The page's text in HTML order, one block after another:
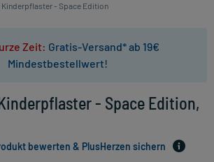
- Space Edition
Zeit: Gratis-Versand* ab 19€
Mindestbestellwert!
- Space Edition,
bewerten & PlusHerzen sichern